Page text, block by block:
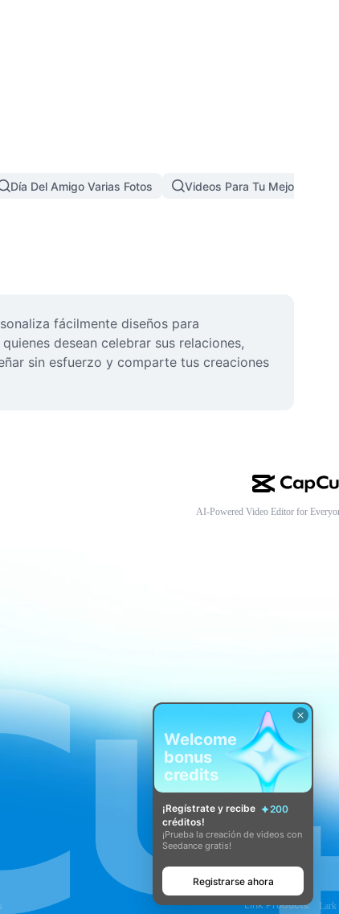
Día Del Amigo Varias Fotos Videos Para Tu Mejor Amiga
fácilmente diseños para
desean celebrar sus relaciones,
sin esfuerzo y comparte tus creaciones
AI-Powered Video Editor for
Link Products: Lark
Welcome
bonus
credits
¡Regístrate y recibe
200
créditos!
¡Prueba la creación de videos con
Seedance gratis!
Registrarse ahora